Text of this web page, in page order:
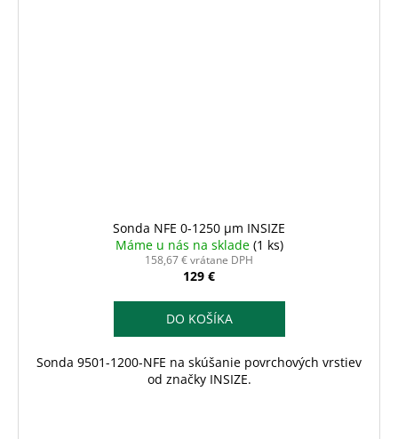
Sonda NFE 0-1250 µm INSIZE
Máme u nás na sklade (1 ks)
158,67 € vrátane DPH
129 €
DO KOŠÍKA
Sonda 9501-1200-NFE na skúšanie povrchových vrstiev
od značky INSIZE.